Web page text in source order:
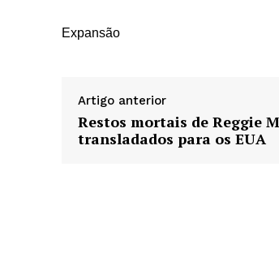
Expansão
Artigo anterior
Restos mortais de Reggie
transladados para os EUA